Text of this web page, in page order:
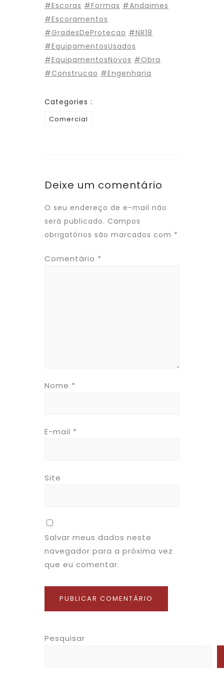
#Escoras #Formas #Andaimes
#Escoramentos
#GradesDeProtecao #NR18
#EquipamentosUsados
#EquipamentosNovos #Obra
#Construcao #Engenharia
Categories :
Comercial
Deixe um comentário
O seu endereço de e-mail não
será publicado. Campos
obrigatórios são marcados com *
Comentário *
Nome *
E-mail *
Site
Salvar meus dados neste
navegador para a próxima vez
que eu comentar.
Pesquisar